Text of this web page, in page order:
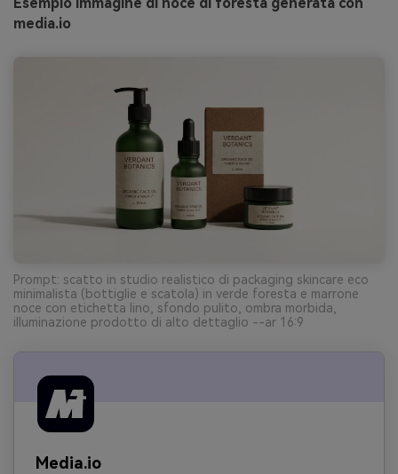
media.io
Prompt: scatto in studio realistico di packaging skincare eco
minimalista (bottiglie e scatola) in verde foresta e marrone
noce con etichetta lino, sfondo pulito, ombra morbida,
illuminazione prodotto di alto dettaglio --ar 16:9
Media.io